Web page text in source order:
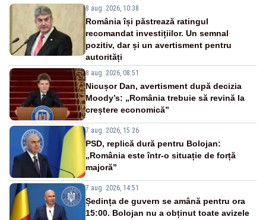
8 aug. 2026, 10:38
România își păstrează ratingul
recomandat investițiilor. Un semnal
pozitiv, dar și un avertisment pentru
autorități
8 aug. 2026, 08:51
Nicușor Dan, avertisment după decizia
Moody’s: „România trebuie să revină la
creștere economică”
7 aug. 2026, 15:26
PSD, replică dură pentru Bolojan:
„România este într-o situație de forță
majoră”
7 aug. 2026, 14:51
Ședința de guvern se amână pentru ora
15:00. Bolojan nu a obținut toate avizele